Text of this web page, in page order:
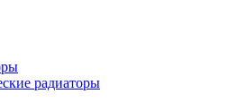
радиаторы